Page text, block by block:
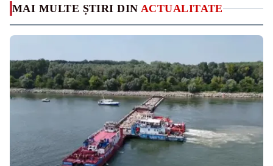
MAI MULTE ȘTIRI DIN ACTUALITATE